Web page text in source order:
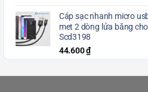
Cáp sạc nhanh micro
met 2 dòng lửa băng
Scd3198
44.600₫